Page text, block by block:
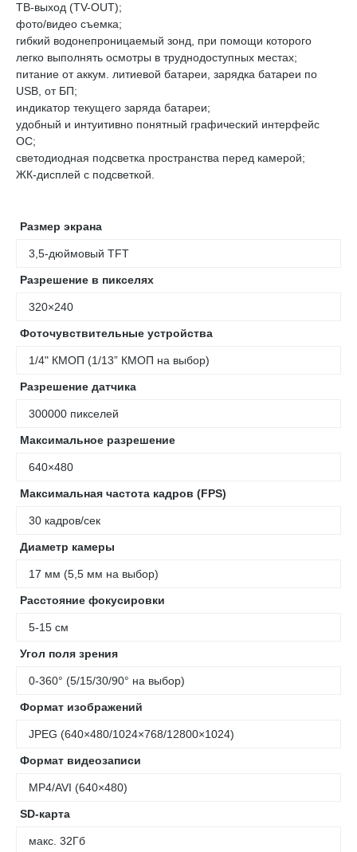
ТВ-выход (TV-OUT);
фото/видео съемка;
гибкий водонепроницаемый зонд, при помощи которого
легко выполнять осмотры в труднодоступных местах;
питание от аккум. литиевой батареи, зарядка батареи по
USB, от БП;
индикатор текущего заряда батареи;
удобный и интуитивно понятный графический интерфейс
ОС;
светодиодная подсветка пространства перед камерой;
ЖК-дисплей с подсветкой.
Размер экрана
3,5-дюймовый TFT
Разрешение в пикселях
320×240
Фоточувствительные устройства
1/4" КМОП (1/13” КМОП на выбор)
Разрешение датчика
300000 пикселей
Максимальное разрешение
640×480
Максимальная частота кадров (FPS)
30 кадров/сек
Диаметр камеры
17 мм (5,5 мм на выбор)
Расстояние фокусировки
5-15 см
Угол поля зрения
0-360° (5/15/30/90° на выбор)
Формат изображений
JPEG (640×480/1024×768/12800×1024)
Формат видеозаписи
МР4/AVI (640×480)
SD-карта
макс. 32Гб